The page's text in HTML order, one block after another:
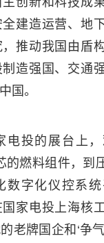
建造运营、地
推动我国由盾
造强国、交通
国。
电投的展台上
的燃料组件，到
数字化仪控系
家电投上海核
老牌国企和‘争